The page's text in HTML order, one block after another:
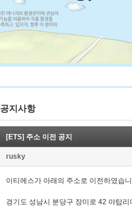
공지사항
[ETS] 주소 이전 공지
rusky
이티에스가 아래의 주소로 이전하였습
경기도 성남시 분당구 장미로 42 야탑